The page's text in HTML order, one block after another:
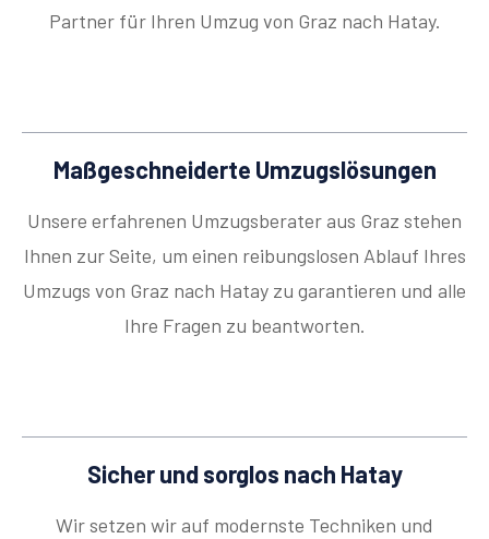
Partner für Ihren Umzug von Graz nach Hatay.
Maßgeschneiderte Umzugslösungen
Unsere erfahrenen Umzugsberater aus Graz stehen
Ihnen zur Seite, um einen reibungslosen Ablauf Ihres
Umzugs von Graz nach Hatay zu garantieren und alle
Ihre Fragen zu beantworten.
Sicher und sorglos nach Hatay
Wir setzen wir auf modernste Techniken und